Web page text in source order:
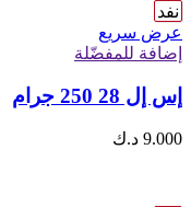
نفد
عرض سريع
إضافة للمفضّلة
إس إل 28 250 جرام
9.000 د.ك